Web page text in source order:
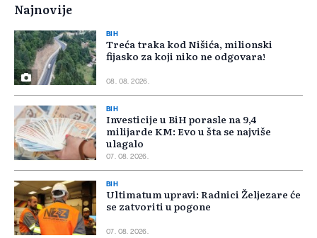
Najnovije
BIH
Treća traka kod Nišića, milionski
fijasko za koji niko ne odgovara!
08. 08. 2026.
BIH
Investicije u BiH porasle na 9,4
milijarde KM: Evo u šta se najviše
ulagalo
07. 08. 2026.
BIH
Ultimatum upravi: Radnici Željezare će
se zatvoriti u pogone
07. 08. 2026.